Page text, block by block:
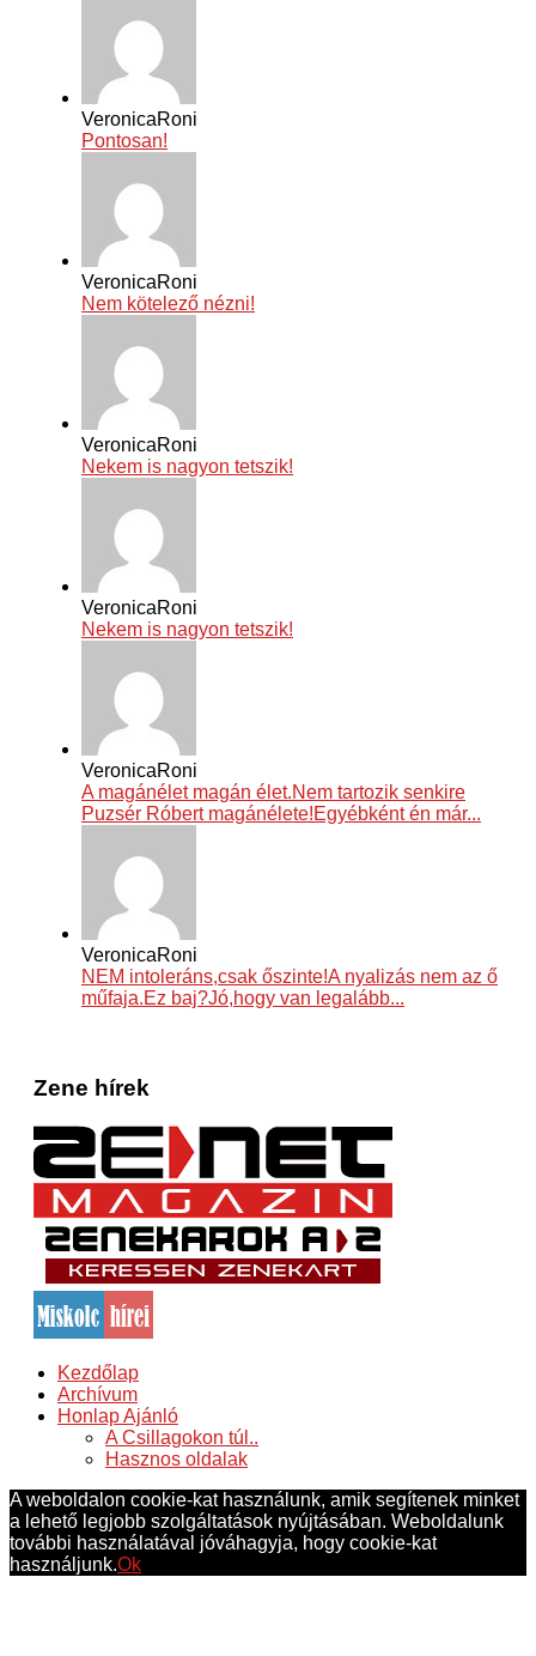
VeronicaRoni
Pontosan!
VeronicaRoni
Nem kötelező nézni!
VeronicaRoni
Nekem is nagyon tetszik!
VeronicaRoni
Nekem is nagyon tetszik!
VeronicaRoni
A magánélet magán élet.Nem tartozik senkire
Puzsér Róbert magánélete!Egyébként én már...
VeronicaRoni
NEM intoleráns,csak őszinte!A nyalizás nem az ő
műfaja.Ez baj?Jó,hogy van legalább...
Zene hírek
Kezdőlap
Archívum
Honlap Ajánló
A Csillagokon túl..
Hasznos oldalak
A weboldalon cookie-kat használunk, amik segítenek minket
a lehető legjobb szolgáltatások nyújtásában. Weboldalunk
további használatával jóváhagyja, hogy cookie-kat
használjunk.Ok